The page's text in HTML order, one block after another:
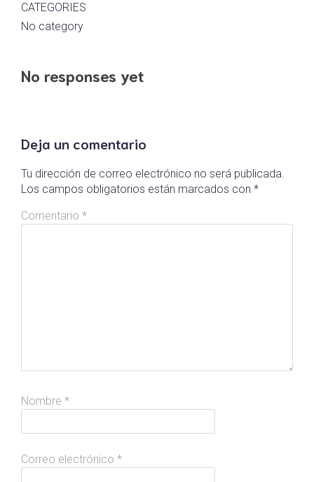
CATEGORIES
No category
No responses yet
Deja un comentario
Tu dirección de correo electrónico no será publicada.
Los campos obligatorios están marcados con *
Comentario *
Nombre *
Correo electrónico *